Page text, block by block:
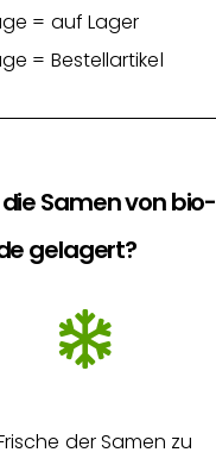
= auf Lager
= Bestellartikel
Samen von bio-
gelagert?
der Samen zu